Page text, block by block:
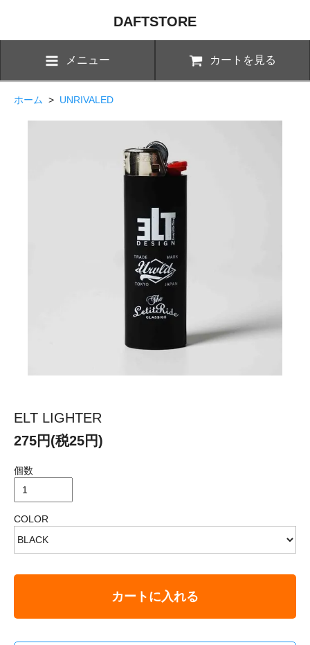
DAFTSTORE
メニュー カートを見る
ホーム > UNRIVALED
ELT LIGHTER
275円(税25円)
個数
COLOR
カートに入れる